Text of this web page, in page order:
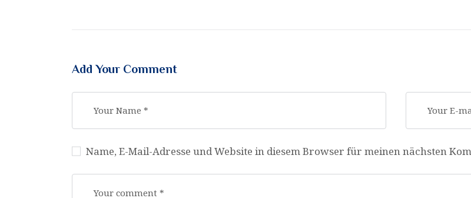
Add Your Comment
Name, E-Mail-Adresse und Website in diesem Browser für meinen nächsten